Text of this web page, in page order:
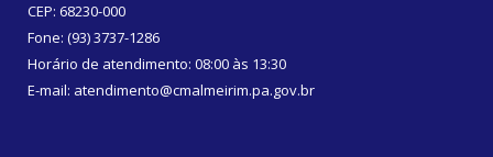
CEP: 68230-000
Fone: (93) 3737-1286
Horário de atendimento: 08:00 às 13:30
E-mail: atendimento@cmalmeirim.pa.gov.br